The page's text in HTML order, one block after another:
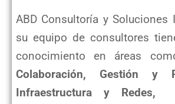
ABD Consultoría y Soluciones
su equipo de consultores
conocimiento en áreas
Colaboración, Gestión y
Infraestructura y Redes,